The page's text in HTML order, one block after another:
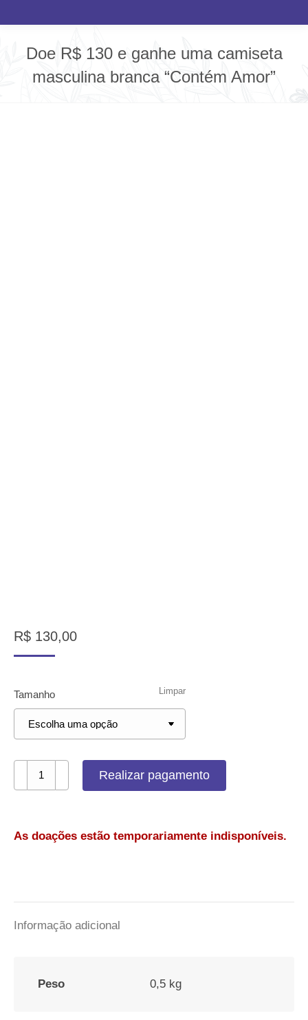
Doe R$ 130 e ganhe uma camiseta
masculina branca “Contém Amor”
R$ 130,00
Tamanho Limpar
R$
e
Realizar pagamento
As doações estão temporariamente indisponíveis.
Informação adicional
Peso 0,5 kg